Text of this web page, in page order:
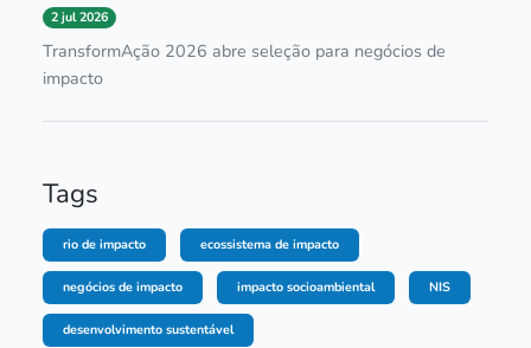
2 jul 2026
TransformAção 2026 abre seleção para negócios de
impacto
Tags
rio de impacto ecossistema de impacto
negócios de impacto impacto socioambiental NIS
desenvolvimento sustentável